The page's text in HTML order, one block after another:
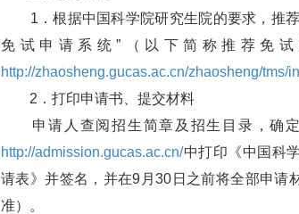
1．根据中国科学院研究生院的要求，推荐
免试申请系统”（以下简称推荐免
http://zhaosheng.gucas.ac.cn/zhaosheng/tms/
2．打印申请书、提交材料
申请人查阅招生简章及招生目录，确定
http://admission.gucas.ac.cn/中打印《中国科
请表》并签名，并在9月30日之前将全部申请
准）。